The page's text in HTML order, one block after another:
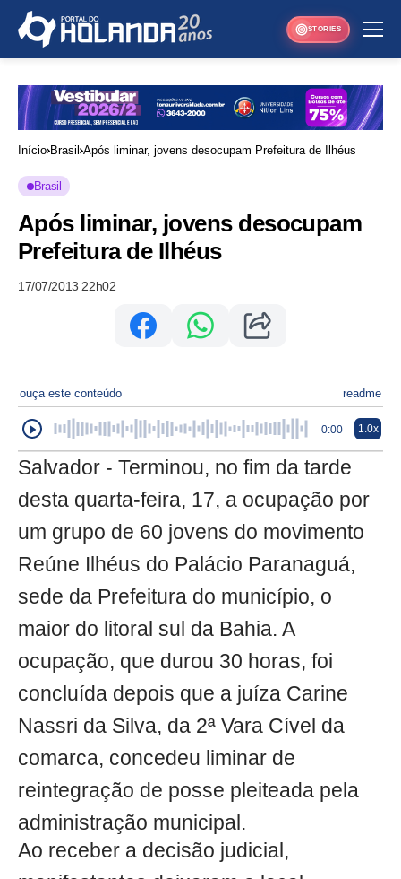
STORIES
Início Brasil Após liminar, jovens desocupam Prefeitura de Ilhéus
Brasil
Após liminar, jovens desocupam
Prefeitura de Ilhéus
17/07/2013 22h02
ouça este conteúdo readme
0:00 1.0x
Salvador - Terminou, no fim da tarde
desta quarta-feira, 17, a ocupação por
um grupo de 60 jovens do movimento
Reúne Ilhéus do Palácio Paranaguá,
sede da Prefeitura do município, o
maior do litoral sul da Bahia. A
ocupação, que durou 30 horas, foi
concluída depois que a juíza Carine
Nassri da Silva, da 2ª Vara Cível da
comarca, concedeu liminar de
reintegração de posse pleiteada pela
administração municipal.
Ao receber a decisão judicial,